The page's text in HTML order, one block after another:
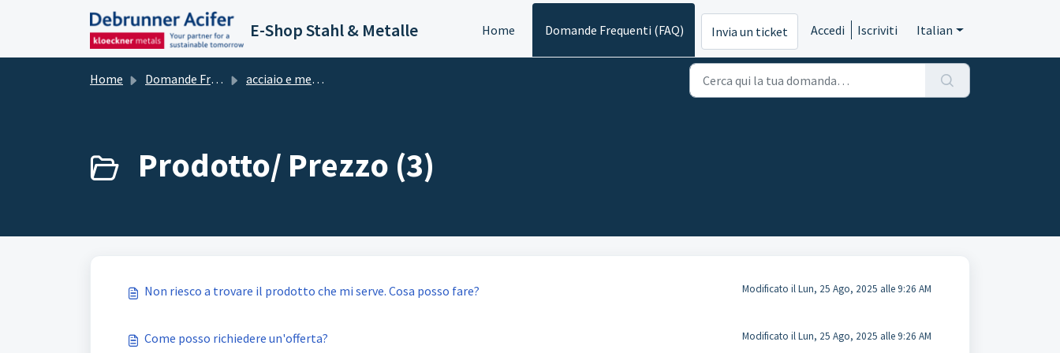
Salta al contenuto principale
E-Shop Stahl & Metalle Home Domande Frequenti (FAQ) Invia un ticket Accedi Iscriviti Italian
Home Domande Frequenti (FAQ) acciaio e metallo E-Shop
Prodotto/ Prezzo (3)
Non riesco a trovare il prodotto che mi serve. Cosa posso fare? Modificato il Lun, 25 Ago, 2025 alle 9:26 AM
Come posso richiedere un'offerta? Modificato il Lun, 25 Ago, 2025 alle 9:26 AM